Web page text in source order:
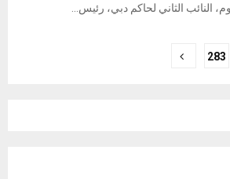
النائب الثاني لحاكم دبي، رئيس...
283